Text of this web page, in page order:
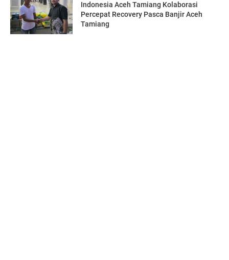
Indonesia Aceh Tamiang Kolaborasi
Percepat Recovery Pasca Banjir Aceh
Tamiang